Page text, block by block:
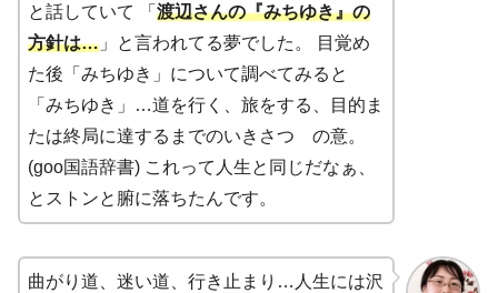
と話していて 「 渡辺さんの『みちゆき』の
方針は… 」と言われてる夢でした。 目覚め
た後「みちゆき」について調べてみると
「みちゆき」…道を行く、旅をする、目的ま
たは終局に達するまでのいきさつ の意。
(goo国語辞書) これって人生と同じだなぁ、
とストンと腑に落ちたんです。
曲がり道、迷い道、行き止まり…人生には沢